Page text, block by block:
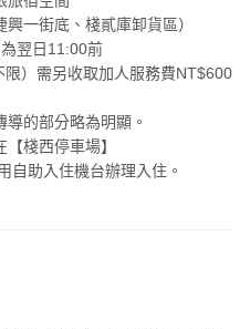
一街底、棧貳庫卸貨區）
翌日11:00前
）需另收取加人服務費NT$600
的部分略為明顯。
棧西停車場】
助入住機台辦理入住。